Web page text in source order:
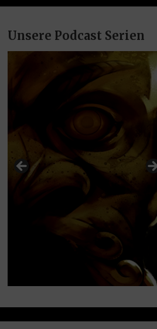
Unsere Podcast Serien